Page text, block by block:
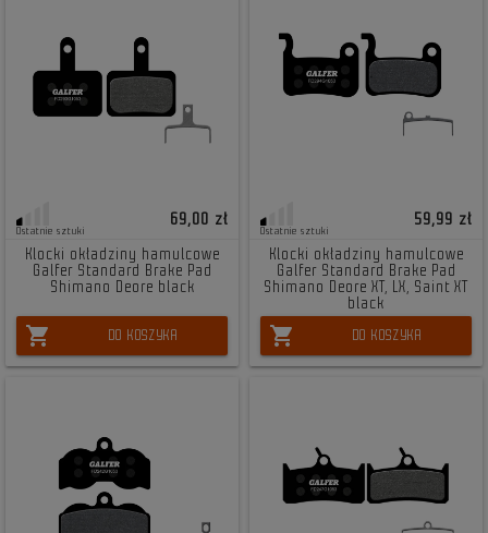
Ostatnie sztuki
69,00 zł
Klocki okładziny hamulcowe
Galfer Standard Brake Pad
Shimano Deore black
shopping_cart DO KOSZYKA
Ostatnie sztuki
59,99 zł
Klocki okładziny hamulcowe
Galfer Standard Brake Pad
Shimano Deore XT, LX, Saint XT
black
shopping_cart DO KOSZYKA